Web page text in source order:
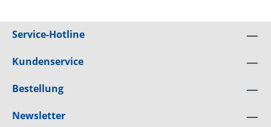
Service-Hotline
Kundenservice
Bestellung
Newsletter